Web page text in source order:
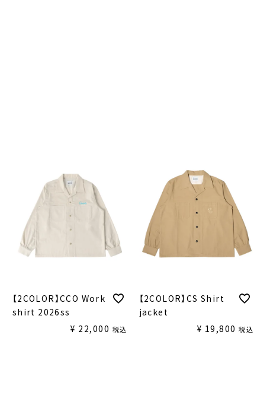
【2COLOR】CCO Work
shirt 2026ss
¥ 22,000 税込
【2COLOR】CS Shirt
jacket
¥ 19,800 税込